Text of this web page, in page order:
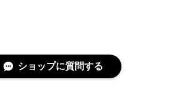
ショップに質問する